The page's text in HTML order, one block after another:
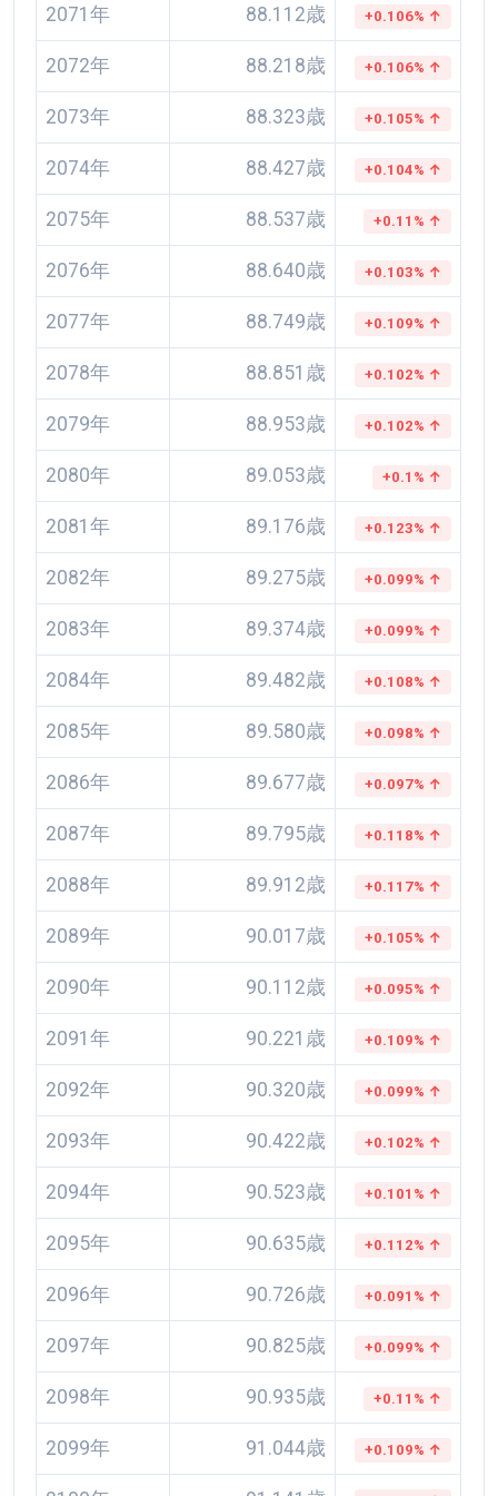
2071年 88.112歳 +0.106% ↑
2072年 88.218歳 +0.106% ↑
2073年 88.323歳 +0.105% ↑
2074年 88.427歳 +0.104% ↑
2075年 88.537歳 +0.11% ↑
2076年 88.640歳 +0.103% ↑
2077年 88.749歳 +0.109% ↑
2078年 88.851歳 +0.102% ↑
2079年 88.953歳 +0.102% ↑
2080年 89.053歳 +0.1% ↑
2081年 89.176歳 +0.123% ↑
2082年 89.275歳 +0.099% ↑
2083年 89.374歳 +0.099% ↑
2084年 89.482歳 +0.108% ↑
2085年 89.580歳 +0.098% ↑
2086年 89.677歳 +0.097% ↑
2087年 89.795歳 +0.118% ↑
2088年 89.912歳 +0.117% ↑
2089年 90.017歳 +0.105% ↑
2090年 90.112歳 +0.095% ↑
2091年 90.221歳 +0.109% ↑
2092年 90.320歳 +0.099% ↑
2093年 90.422歳 +0.102% ↑
2094年 90.523歳 +0.101% ↑
2095年 90.635歳 +0.112% ↑
2096年 90.726歳 +0.091% ↑
2097年 90.825歳 +0.099% ↑
2098年 90.935歳 +0.11% ↑
2099年 91.044歳 +0.109% ↑